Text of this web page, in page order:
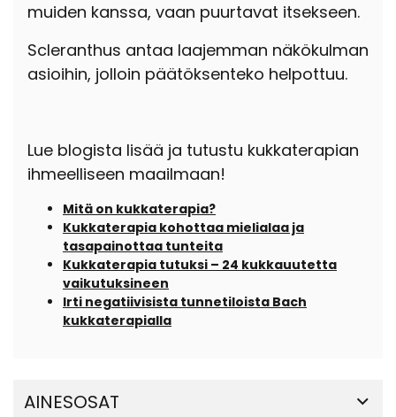
muiden kanssa, vaan puurtavat itsekseen.
Scleranthus antaa laajemman näkökulman
asioihin, jolloin päätöksenteko helpottuu.
Lue blogista lisää ja tutustu kukkaterapian
ihmeelliseen maailmaan!
Mitä on kukkaterapia?
Kukkaterapia kohottaa mielialaa ja
tasapainottaa tunteita
Kukkaterapia tutuksi – 24 kukkauutetta
vaikutuksineen
Irti negatiivisista tunnetiloista Bach
kukkaterapialla
AINESOSAT